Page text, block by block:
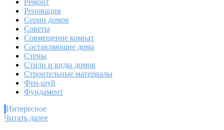
Ремонт
Реновация
Серии домов
Советы
Совмещение комнат
Составляющие дома
Стены
Стили и виды домов
Строительные материалы
Фен-шуй
Фундамент
Интересное
Читать далее: